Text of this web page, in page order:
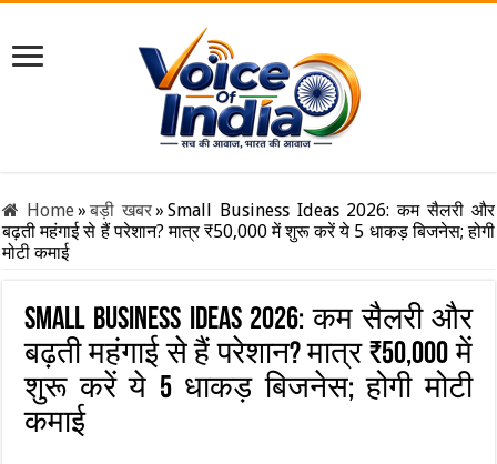
Home» बड़ी खबर» Small Business Ideas 2026: कम सैलरी और
बढ़ती महंगाई से हैं परेशान? मात्र ₹50,000 में शुरू करें ये 5 धाकड़ बिजनेस; होगी
मोटी कमाई
Small Business Ideas 2026: कम सैलरी और
बढ़ती महंगाई से हैं परेशान? मात्र ₹50,000 में
शुरू करें ये 5 धाकड़ बिजनेस; होगी मोटी
कमाई